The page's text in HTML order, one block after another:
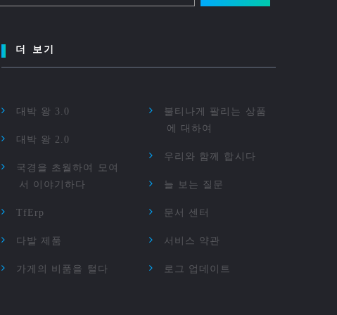
더 보기
대박 왕 3.0
대박 왕 2.0
국경을 초월하여 모여
서 이야기하다
TfErp
다발 제품
가게의 비품을 털다
불티나게 팔리는 상품
에 대하여
우리와 함께 합시다
늘 보는 질문
문서 센터
서비스 약관
로그 업데이트